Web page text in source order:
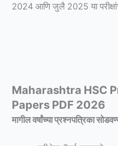
2024 आणि जुलै 2025 या
Maharashtra HSC
Papers PDF 2026
मागील वर्षांच्या प्रश्नपत्रिका